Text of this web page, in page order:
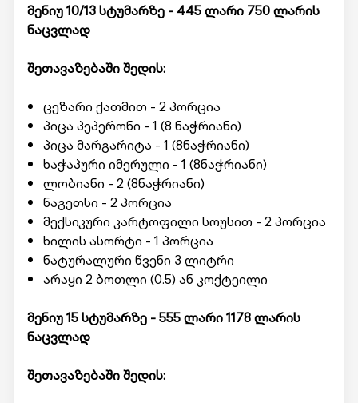
მენიუ 10/13 სტუმარზე - 445 ლარი 750ლარის
ნაცვლად
შეთავაზებაში შედის:
ცეზარი ქათმით - 2 პორცია
პიცა პეპერონი - 1 (8 ნაჭრიანი)
პიცა მარგარიტა - 1 (8ნაჭრიანი)
ხაჭაპური იმერული - 1 (8ნაჭრიანი)
ლობიანი - 2 (8ნაჭრიანი)
ნაგეთსი - 2 პორცია
მექსიკური კარტოფილი სოუსით - 2 პორცია
ხილის ასორტი - 1 პორცია
ნატურალური წვენი 3 ლიტრი
არაყი 2 ბოთლი (0.5) ან კოქტეილი
მენიუ 15 სტუმარზე - 555 ლარი 1178 ლარის
ნაცვლად
შეთავაზებაში შედის: